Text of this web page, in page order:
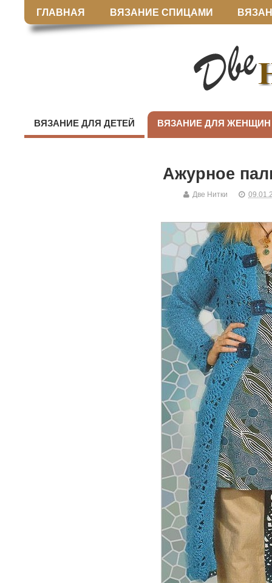
ГЛАВНАЯ ВЯЗАНИЕ СПИЦАМИ
ВЯЗАНИЕ ДЛЯ ДЕТЕЙ ВЯЗАНИЕ ДЛЯ ЖЕНЩИН
Ажурное
Две Нитки